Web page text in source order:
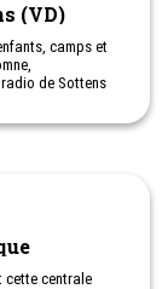
(VD)
camps et
de Sottens
cette centrale